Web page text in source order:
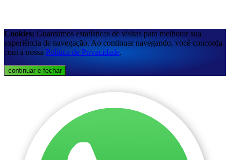
Cookies: Guardamos estatísticas de visitas para melhorar sua
experiência de navegação. Ao continuar navegando, você concorda
com a nossa Política de Privacidade.
continuar e fechar